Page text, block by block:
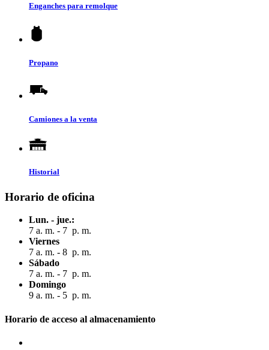
Enganches para remolque
Propano
Camiones a la venta
Historial
Horario de oficina
Lun. - jue.:
7 a. m. - 7 p. m.
Viernes
7 a. m. - 8 p. m.
Sábado
7 a. m. - 7 p. m.
Domingo
9 a. m. - 5 p. m.
Horario de acceso al almacenamiento